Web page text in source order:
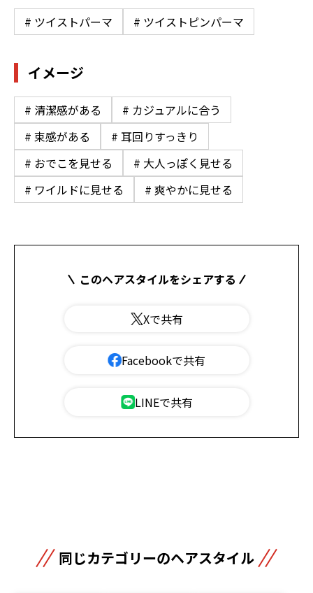
# ツイストパーマ # ツイストピンパーマ
イメージ
# 清潔感がある
# カジュアルに合う
# 束感がある
# 耳回りすっきり
# おでこを見せる
# 大人っぽく見せる
# ワイルドに見せる
# 爽やかに見せる
このヘアスタイルをシェアする
Xで共有
Facebookで共有
LINEで共有
同じカテゴリーのヘアスタイル